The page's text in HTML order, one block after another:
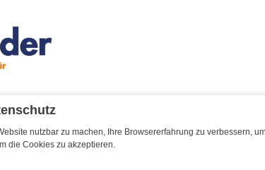
nutzbar zu machen, Ihre Browsererfahrung zu verbessern,
die Cookies zu akzeptieren.